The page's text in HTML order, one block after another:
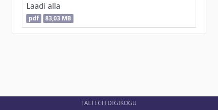
Laadi alla
pdf 83,03 MB
TALTECH DIGIKOGU